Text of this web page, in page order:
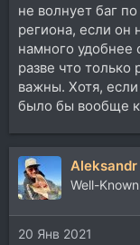
не волнует баг
региона, если он
намного удобнее
разве что
важны. Хотя,
было бы вообще
Well-
20 Янв 2021